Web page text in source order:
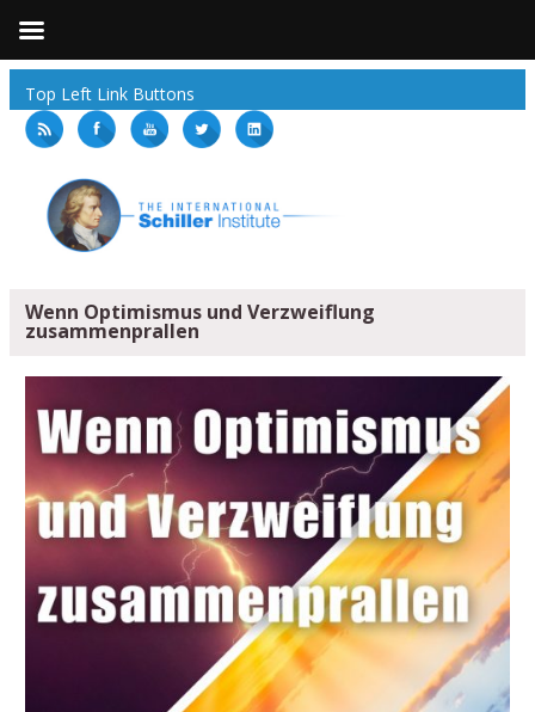
Top Left Link Buttons
Wenn Optimismus und Verzweiflung
zusammenprallen